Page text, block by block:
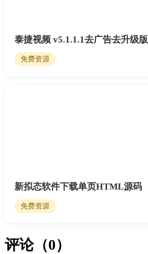
泰捷视频 v5.1.1.1去广告去升级版
免费资源
新拟态软件下载单页HTML源码
免费资源
评论（0）